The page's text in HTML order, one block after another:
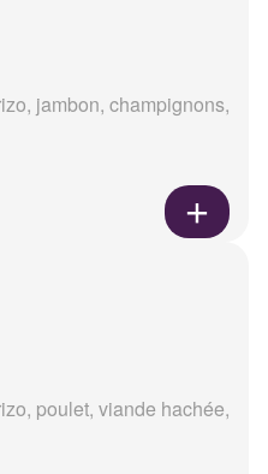
jambon, champignons,
poulet, viande hachée,